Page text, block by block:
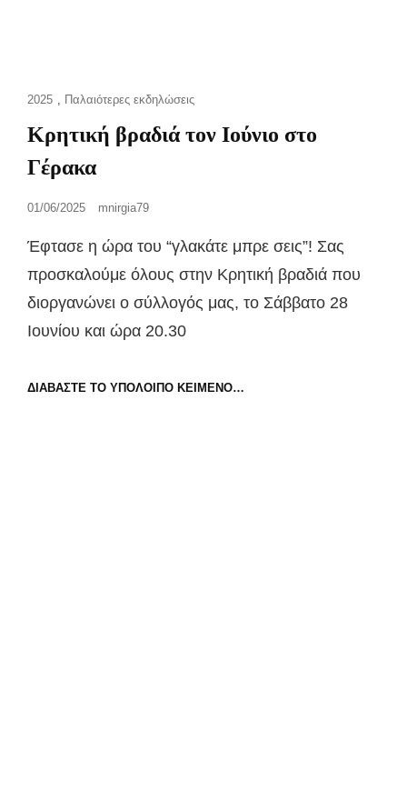
Cat
2025 , Παλαιότερες εκδηλώσεις
Κρητική βραδιά τον Ιούνιο στο
Γέρακα
Posted
01/06/2025 mnirgia79
Έφτασε η ώρα του “γλακάτε μπρε σεις”! Σας
προσκαλούμε όλους στην Κρητική βραδιά που
διοργανώνει ο σύλλογός μας, το Σάββατο 28
Ιουνίου και ώρα 20.30
ΔΙΑΒΆΣΤΕ ΤΟ ΥΠΌΛΟΙΠΟ ΚΕΊΜΕΝΟ…